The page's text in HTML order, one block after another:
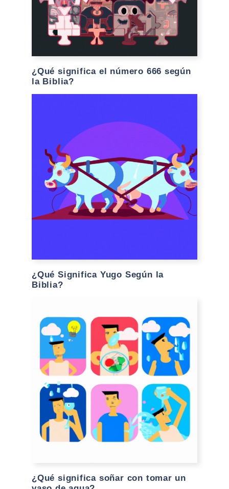
¿Qué significa el número 666 según
la Biblia?
¿Qué Significa Yugo Según la
Biblia?
¿Qué significa soñar con tomar un